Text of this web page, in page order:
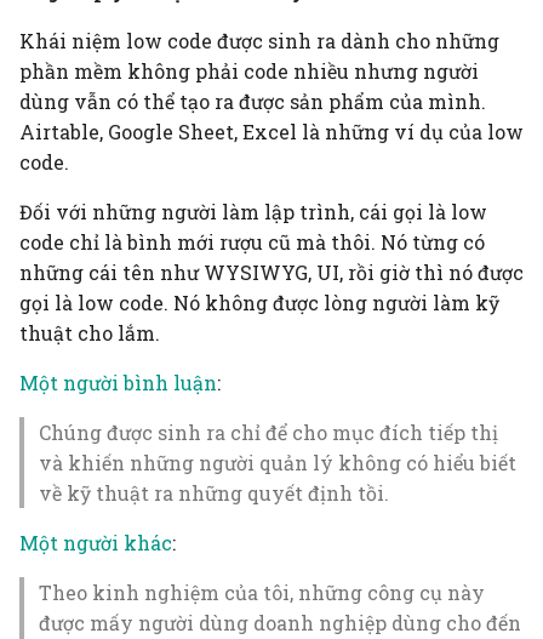
Khái niệm low code được sinh ra dành cho những
phần mềm không phải code nhiều nhưng người
dùng vẫn có thể tạo ra được sản phẩm của mình.
Airtable, Google Sheet, Excel là những ví dụ của low
code.
Đối với những người làm lập trình, cái gọi là low
code chỉ là bình mới rượu cũ mà thôi. Nó từng có
những cái tên như WYSIWYG, UI, rồi giờ thì nó được
gọi là low code. Nó không được lòng người làm kỹ
thuật cho lắm.
Một người bình luận:
Chúng được sinh ra chỉ để cho mục đích tiếp thị
và khiến những người quản lý không có hiểu biết
về kỹ thuật ra những quyết định tồi.
Một người khác:
Theo kinh nghiệm của tôi, những công cụ này
được mấy người dùng doanh nghiệp dùng cho đến